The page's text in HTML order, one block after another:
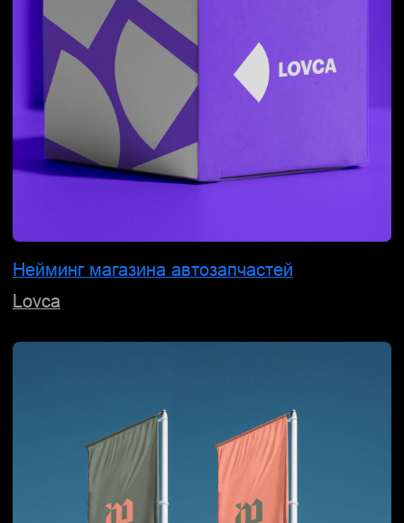
100% наших клиентов,
которые подали заявки,